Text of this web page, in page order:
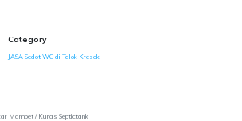
Category
JASA Sedot WC di Talok Kresek
Mampet / Kuras Septictank